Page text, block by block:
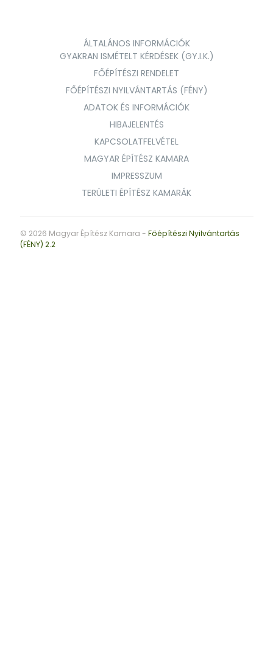
ÁLTALÁNOS INFORMÁCIÓK
GYAKRAN ISMÉTELT KÉRDÉSEK (GY.I.K.)
FŐÉPÍTÉSZI RENDELET
FŐÉPÍTÉSZI NYILVÁNTARTÁS (FÉNY)
ADATOK ÉS INFORMÁCIÓK
HIBAJELENTÉS
KAPCSOLATFELVÉTEL
MAGYAR ÉPÍTÉSZ KAMARA
IMPRESSZUM
TERÜLETI ÉPÍTÉSZ KAMARÁK
© 2026 Magyar Építész Kamara - Főépítészi Nyilvántartás
(FÉNY) 2.2